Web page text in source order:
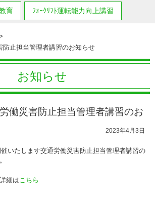
育 ﾌｫｰｸﾘﾌﾄ運転能力向上講習
防止担当管理者講習のお知らせ
お知らせ
働災害防止担当管理者講習のお
2023年4月3日
いたします交通労働災害防止担当管理者講習の
細は こちら